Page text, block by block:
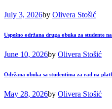
July 3, 2026by Olivera Stošić
Uspešno održana druga obuka za studente
June 10, 2026by Olivera Stošić
Održana obuka sa studentima za rad na
May 28, 2026by Olivera Stošić